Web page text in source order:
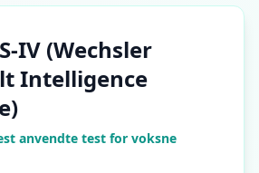
IV (Wechsler
Intelligence
anvendte test for voksne